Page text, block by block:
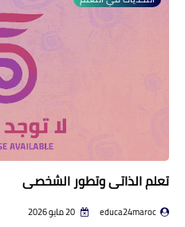
تعلم الذاتي وتطور الشخصي
educa24maroc